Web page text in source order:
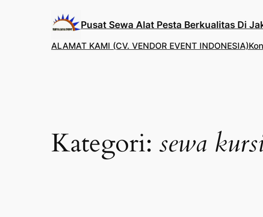
Pusat Sewa Alat Pesta Berkualitas Di
ALAMAT KAMI (CV. VENDOR EVENT INDONESIA)
Kategori: sewa